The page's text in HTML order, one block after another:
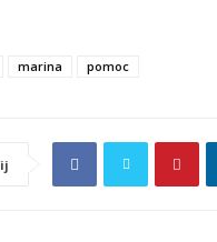
marina pomoc